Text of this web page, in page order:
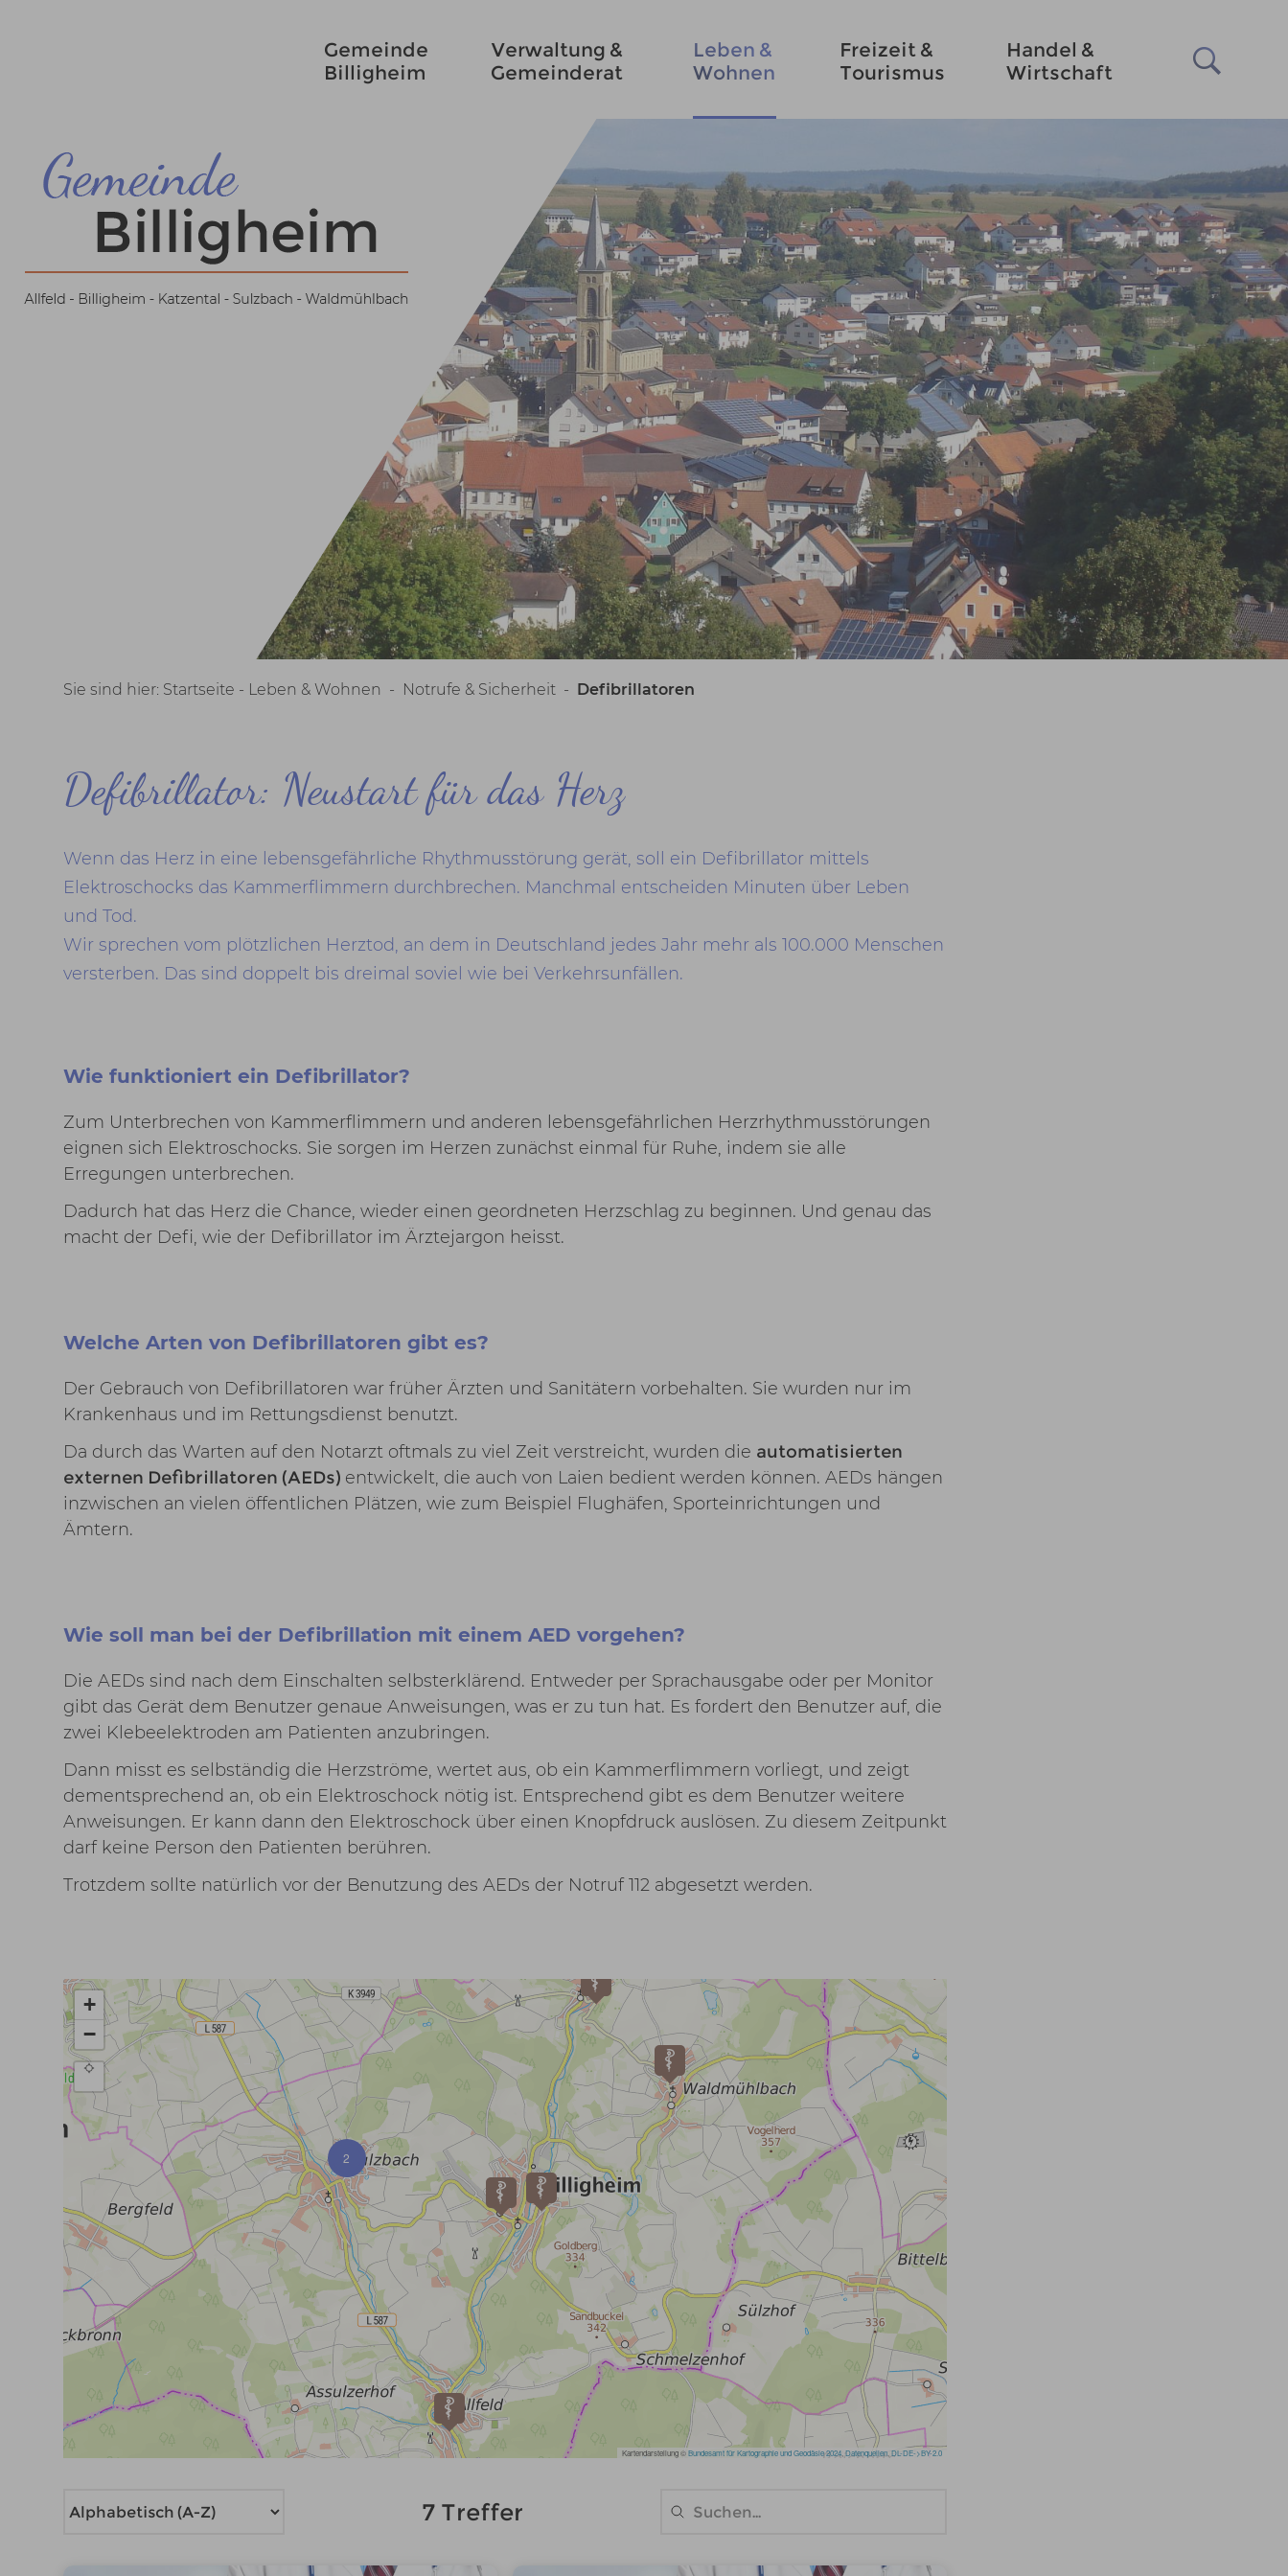
Gemeinde
Billigheim
Verwaltung &
Gemeinderat
Leben &
Wohnen
Freizeit &
Tourismus
Handel &
Wirtschaft
Prev Next
Sie sind hier: Startseite - Leben & Wohnen - Notrufe & Sicherheit- Defibrillatoren
Defibrillator: Neustart für das Herz
Wenn das Herz in eine lebensgefährliche Rhythmusstörung gerät, soll ein Defibrillator mittels
Elektroschocks das Kammerflimmern durchbrechen. Manchmal entscheiden Minuten über Leben
und Tod.
Wir sprechen vom plötzlichen Herztod, an dem in Deutschland jedes Jahr mehr als 100.000 Menschen
versterben. Das sind doppelt bis dreimal soviel wie bei Verkehrsunfällen.
Wie funktioniert ein Defibrillator?
Zum Unterbrechen von Kammerflimmern und anderen lebensgefährlichen Herzrhythmusstörungen
eignen sich Elektroschocks. Sie sorgen im Herzen zunächst einmal für Ruhe, indem sie alle
Erregungen unterbrechen.
Dadurch hat das Herz die Chance, wieder einen geordneten Herzschlag zu beginnen. Und genau das
macht der Defi, wie der Defibrillator im Ärztejargon heisst.
Welche Arten von Defibrillatoren gibt es?
Der Gebrauch von Defibrillatoren war früher Ärzten und Sanitätern vorbehalten. Sie wurden nur im
Krankenhaus und im Rettungsdienst benutzt.
Da durch das Warten auf den Notarzt oftmals zu viel Zeit verstreicht, wurden die automatisierten
externen Defibrillatoren (AEDs)entwickelt, die auch von Laien bedient werden können. AEDs hängen
inzwischen an vielen öffentlichen Plätzen, wie zum Beispiel Flughäfen, Sporteinrichtungen und
Ämtern.
Wie soll man bei der Defibrillation mit einem AED vorgehen?
Die AEDs sind nach dem Einschalten selbsterklärend. Entweder per Sprachausgabe oder per Monitor
gibt das Gerät dem Benutzer genaue Anweisungen, was er zu tun hat. Es fordert den Benutzer auf, die
zwei Klebeelektroden am Patienten anzubringen.
Dann misst es selbständig die Herzströme, wertet aus, ob ein Kammerflimmern vorliegt, und zeigt
dementsprechend an, ob ein Elektroschock nötig ist. Entsprechend gibt es dem Benutzer weitere
Anweisungen. Er kann dann den Elektroschock über einen Knopfdruck auslösen. Zu diesem Zeitpunkt
darf keine Person den Patienten berühren.
Trotzdem sollte natürlich vor der Benutzung des AEDs der Notruf 112 abgesetzt werden.
7 Treffer